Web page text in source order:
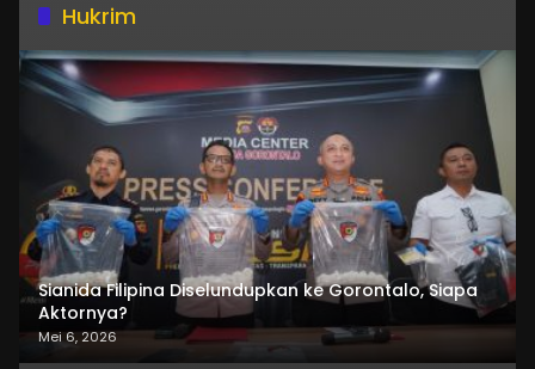
Hukrim
Sianida Filipina Diselundupkan ke Gorontalo, Siapa
Aktornya?
Mei 6, 2026